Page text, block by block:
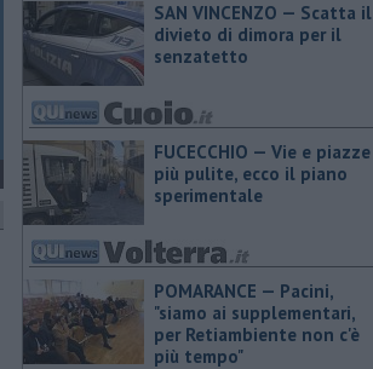
SAN VINCENZO — Scatta il
divieto di dimora per il
senzatetto
FUCECCHIO — Vie e piazze
più pulite, ecco il piano
sperimentale
POMARANCE — Pacini,
"siamo ai supplementari,
per Retiambiente non c'è
più tempo"